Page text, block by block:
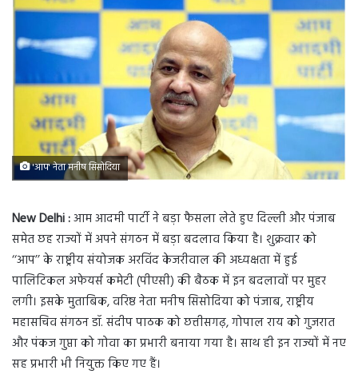
'आप' नेता मनीष सिसोदिया
New Delhi :आम आदमी पार्टी ने बड़ा फैसला लेते हुए दिल्ली और पंजाब
समेत छह राज्यों में अपने संगठन में बड़ा बदलाव किया है। शुक्रवार को
‘‘आप’’ के राष्ट्रीय संयोजक अरविंद केजरीवाल की अध्यक्षता में हुई
पालिटिकल अफेयर्स कमेटी (पीएसी) की बैठक में इन बदलावों पर मुहर
लगी। इसके मुताबिक, वरिष्ठ नेता मनीष सिसोदिया को पंजाब, राष्ट्रीय
महासचिव संगठन डॉ. संदीप पाठक को छत्तीसगढ़, गोपाल राय को गुजरात
और पंकज गुप्ता को गोवा का प्रभारी बनाया गया है। साथ ही इन राज्यों में नए
सह प्रभारी भी नियुक्त किए गए हैं।